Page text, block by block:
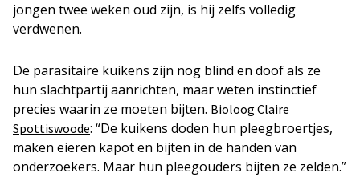
jongen twee weken oud zijn, is hij zelfs volledig
verdwenen.
De parasitaire kuikens zijn nog blind en doof als ze
hun slachtpartij aanrichten, maar weten instinctief
precies waarin ze moeten bijten. Bioloog Claire
Spottiswoode: “De kuikens doden hun pleegbroertjes,
maken eieren kapot en bijten in de handen van
onderzoekers. Maar hun pleegouders bijten ze zelden.”